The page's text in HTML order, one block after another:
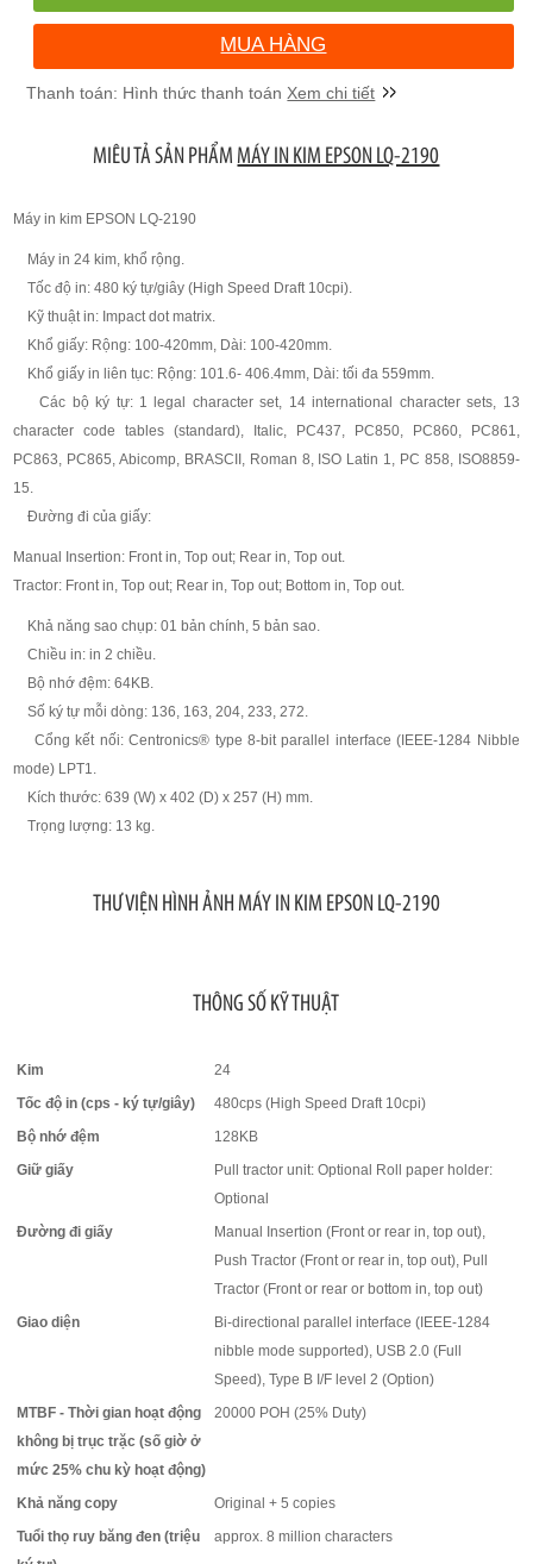
MUA HÀNG
Xem chi tiết
MIÊU TẢ SẢN PHẨM MÁY IN KIM EPSON LQ-2190
Máy in kim EPSON LQ-2190
Máy in 24 kim, khổ rộng.
Tốc độ in: 480 ký tự/giây (High Speed Draft 10cpi).
Kỹ thuật in: Impact dot matrix.
Khổ giấy: Rộng: 100-420mm, Dài: 100-420mm.
Khổ giấy in liên tục: Rộng: 101.6- 406.4mm, Dài: tối đa 559mm.
Các bộ ký tự: 1 legal character set, 14 international character sets, 13
character code tables (standard), Italic, PC437, PC850, PC860, PC861,
PC863, PC865, Abicomp, BRASCII, Roman 8, ISO Latin 1, PC 858, ISO8859-
15.
Đường đi của giấy:
Manual Insertion: Front in, Top out; Rear in, Top out.
Tractor: Front in, Top out; Rear in, Top out; Bottom in, Top out.
Khả năng sao chụp: 01 bản chính, 5 bản sao.
Chiều in: in 2 chiều.
Bộ nhớ đệm: 64KB.
Số ký tự mỗi dòng: 136, 163, 204, 233, 272.
Cổng kết nối: Centronics® type 8-bit parallel interface (IEEE-1284 Nibble
mode) LPT1.
Kích thước: 639 (W) x 402 (D) x 257 (H) mm.
Trọng lượng: 13 kg.
THƯ VIỆN HÌNH ẢNH MÁY IN KIM EPSON LQ-2190
THÔNG SỐ KỸ THUẬT
Kim
24
Tốc độ in (cps - ký tự/giây)
480cps (High Speed Draft 10cpi)
Bộ nhớ đệm
128KB
Giữ giấy
Pull tractor unit: Optional Roll paper holder:
Optional
Đường đi giấy
Manual Insertion (Front or rear in, top out),
Push Tractor (Front or rear in, top out), Pull
Tractor (Front or rear or bottom in, top out)
Giao diện
Bi-directional parallel interface (IEEE-1284
nibble mode supported), USB 2.0 (Full
Speed), Type B I/F level 2 (Option)
MTBF - Thời gian hoạt động
không bị trục trặc (số giờ ở
mức 25% chu kỳ hoạt động)
20000 POH (25% Duty)
Khả năng copy
Original + 5 copies
Tuổi thọ ruy băng đen (triệu
approx. 8 million characters